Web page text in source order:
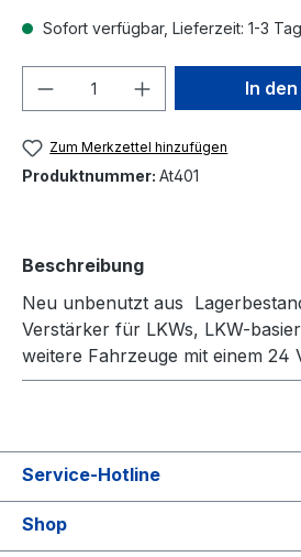
Sofort verfügbar, Lieferzeit: 1-3
Produkt Anzahl: Gib
In
Zum Merkzettel hinzufügen
Produktnummer: At401
Beschreibung
Neu unbenutzt aus
Verstärker für LKWs, LKW-
weitere Fahrzeuge mit einem 24
Service-Hotline
Shop